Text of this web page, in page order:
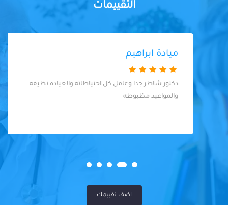
التقييمات
ميادة ابراهيم
دكتور شاطر جدا وعامل كل احتياطاته والعياده نظيفه
والمواعيد مظبوطه
اضف تقييمك